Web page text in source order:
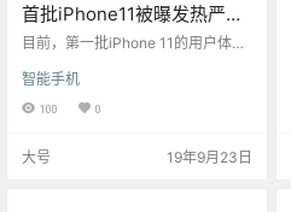
首批iPhone11被曝发热严重
（图）
目前，第一批iPhone 11的用户体验
槽，iPhone 11亲测发烫严重。有网
友表示，发热位置主要集中在摄像
头下方附近和开机键附近。
智能手机
100 0
大号 19年9月23日